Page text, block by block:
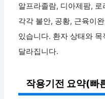
알프라졸람, 디아제팜,
각각 불안, 공황, 근육이
있습니다. 환자 상태와
달라집니다.
작용기전 요약(빠